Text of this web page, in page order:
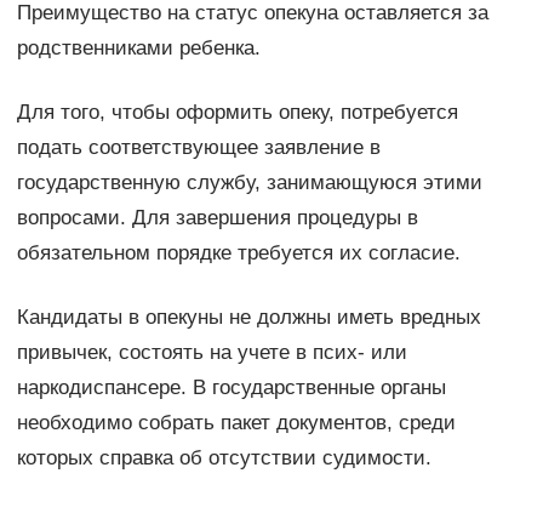
Преимущество на статус опекуна оставляется за
родственниками ребенка.
Для того, чтобы оформить опеку, потребуется
подать соответствующее заявление в
государственную службу, занимающуюся этими
вопросами. Для завершения процедуры в
обязательном порядке требуется их согласие.
Кандидаты в опекуны не должны иметь вредных
привычек, состоять на учете в псих- или
наркодиспансере. В государственные органы
необходимо собрать пакет документов, среди
которых справка об отсутствии судимости.